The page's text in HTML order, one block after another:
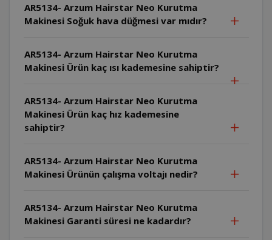
AR5134- Arzum Hairstar Neo Kurutma
Makinesi Soğuk hava düğmesi var mıdır?
AR5134- Arzum Hairstar Neo Kurutma
Makinesi Ürün kaç ısı kademesine sahiptir?
AR5134- Arzum Hairstar Neo Kurutma
Makinesi Ürün kaç hız kademesine
sahiptir?
AR5134- Arzum Hairstar Neo Kurutma
Makinesi Ürünün çalışma voltajı nedir?
AR5134- Arzum Hairstar Neo Kurutma
Makinesi Garanti süresi ne kadardır?